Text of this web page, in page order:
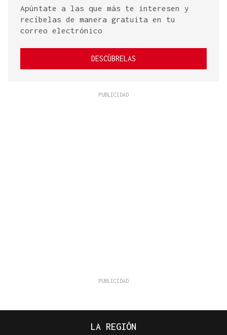
Apúntate a las que más te interesen y
recíbelas de manera gratuita en tu
correo electrónico
DESCÚBRELAS
LA REGIÓN